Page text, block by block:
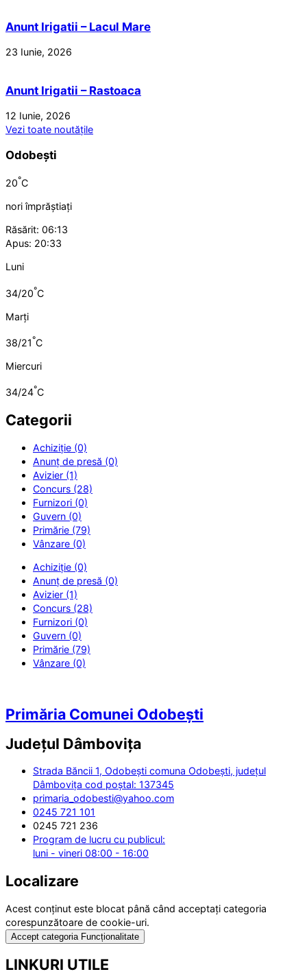
Anunt Irigatii – Lacul Mare
23 Iunie, 2026
Anunt Irigatii – Rastoaca
12 Iunie, 2026
Vezi toate noutățile
Odobești
20°C
nori împrăștiați
Răsărit: 06:13
Apus: 20:33
Luni
34/20°C
Marți
38/21°C
Miercuri
34/24°C
Categorii
Achiziție (0)
Anunț de presă (0)
Avizier (1)
Concurs (28)
Furnizori (0)
Guvern (0)
Primărie (79)
Vânzare (0)
Achiziție (0)
Anunț de presă (0)
Avizier (1)
Concurs (28)
Furnizori (0)
Guvern (0)
Primărie (79)
Vânzare (0)
Primăria Comunei Odobești
Județul Dâmbovița
Strada Băncii 1, Odobești comuna Odobești, județul
Dâmbovița cod poștal: 137345
primaria_odobesti@yahoo.com
0245 721 101
0245 721 236
Program de lucru cu publicul:
luni - vineri 08:00 - 16:00
Localizare
Acest conținut este blocat până când acceptați categoria
corespunzătoare de cookie-uri.
Accept categoria Funcționalitate
LINKURI UTILE